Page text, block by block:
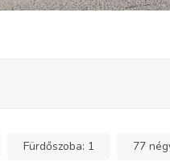
Fürdőszoba: 1 77